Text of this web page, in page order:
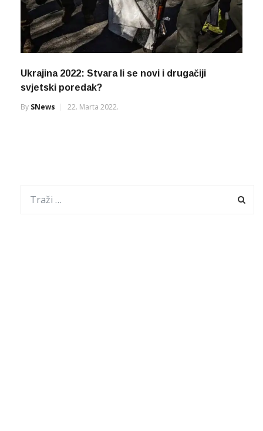
Ukrajina 2022: Stvara li se novi i drugačiji
svjetski poredak?
By SNews 22. Marta 2022.